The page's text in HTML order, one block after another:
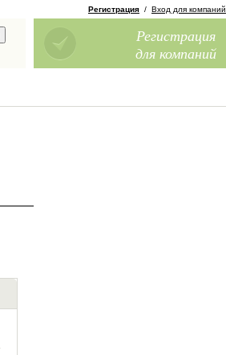
Регистрация / Вход для компаний
Регистрация
для компаний